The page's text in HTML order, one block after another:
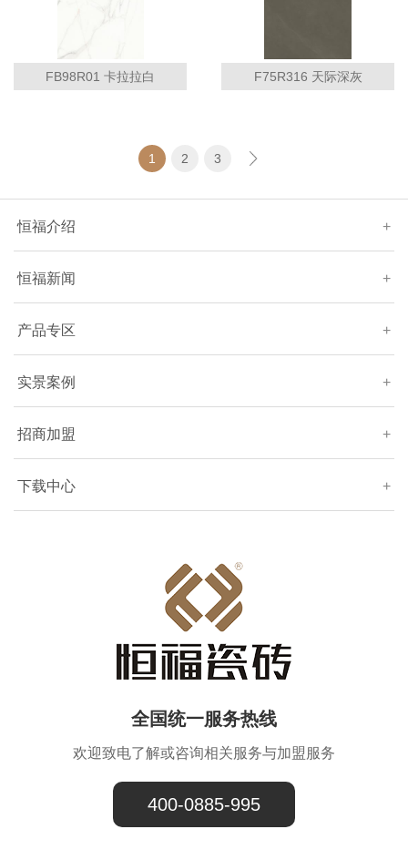
FB98R01 卡拉拉白 F75R316 天际深灰
1 2 3
恒福介绍 +
恒福新闻 +
产品专区 +
实景案例 +
招商加盟 +
下载中心 +
全国统一服务热线
欢迎致电了解或咨询相关服务与加盟服务
400-0885-995